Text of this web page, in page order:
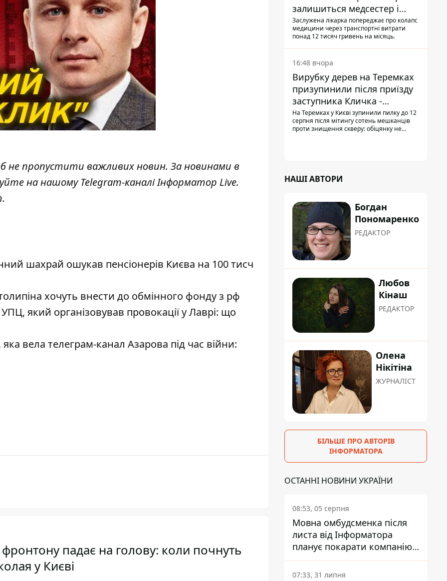
не пропустити важливих новин. За новинами в
на нашому Telegram-каналіІнформатор Live.
.
шахрай ошукав пенсіонерів Києва на 100 тисч
хочуть внести до обмінного фонду з рф
який організовував провокації у Лаврі: що
вела телеграм-канал Азарова під час війни:
фронтону падає на голову: коли почнуть
у Києві
залишиться медсестер і
санітарок - професор
Голубовська
Заслужена лікарка попереджає про колапс
медицини через транспортні витрати
понад 12 тисяч гривень на місяць.
16:48 вчора
Вирубку дерев на Теремках
призупинили після приїзду
заступника Кличка -
почався діалог
На Теремках у Києві зупинили пилку до 12
серпня після мітингу сотень мешканців
проти знищення скверу: обіцянку не
НАШІ АВТОРИ
Богдан
Пономаренко
РЕДАКТОР
Любов
Кінаш
РЕДАКТОР
Олена
Нікітіна
ЖУРНАЛІСТ
БІЛЬШЕ ПРО АВТОРІВ
ІНФОРМАТОРА
ОСТАННІ НОВИНИ УКРАЇНИ
08:53, 05 серпня
Мовна омбудсменка після
листа від Інформатора
планує покарати компанію-
підрядника ПриватБанку
07:33, 31 липня